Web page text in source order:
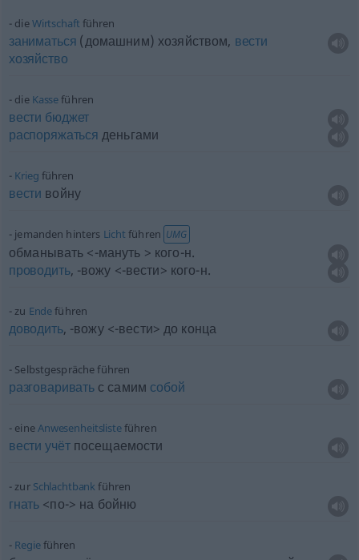
dieWirtschaft führen
заниматься (домашним) хозяйством, вести
хозяйство
die Kasseführen
вести бюджет
распоряжаться деньгами
Krieg führen
вести войну
jemanden hinters Licht führen UMG
обманывать <-мануть > кого-н.
проводить, -вожу <-вести> кого-н.
zu Endeführen
доводить, -вожу <-вести> до конца
Selbstgespräche führen
разговариватьс самим собой
eineAnwesenheitslisteführen
вести учётпосещаемости
zur Schlachtbankführen
гнать <по-> на бойню
Regieführen